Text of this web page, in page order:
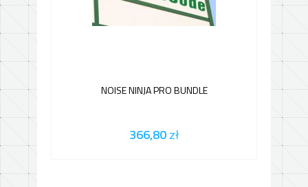
NOISE NINJA PRO BUNDLE
366,80zł